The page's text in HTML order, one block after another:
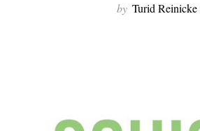
by Turid Reinicke